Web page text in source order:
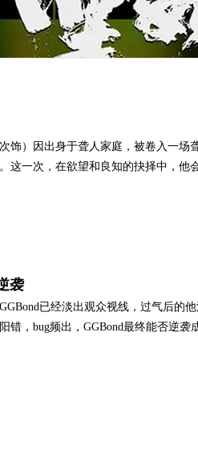
饰）因出身于聋人家庭，被卷入一场
这一次，在欲望和良知的抉择中，他
袭
已经淡出观众视线，过气后的
错，bug频出，GGBond最终能否逆袭